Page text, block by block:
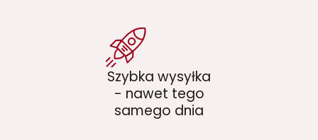
Szybka wysyłka
- nawet tego
samego dnia